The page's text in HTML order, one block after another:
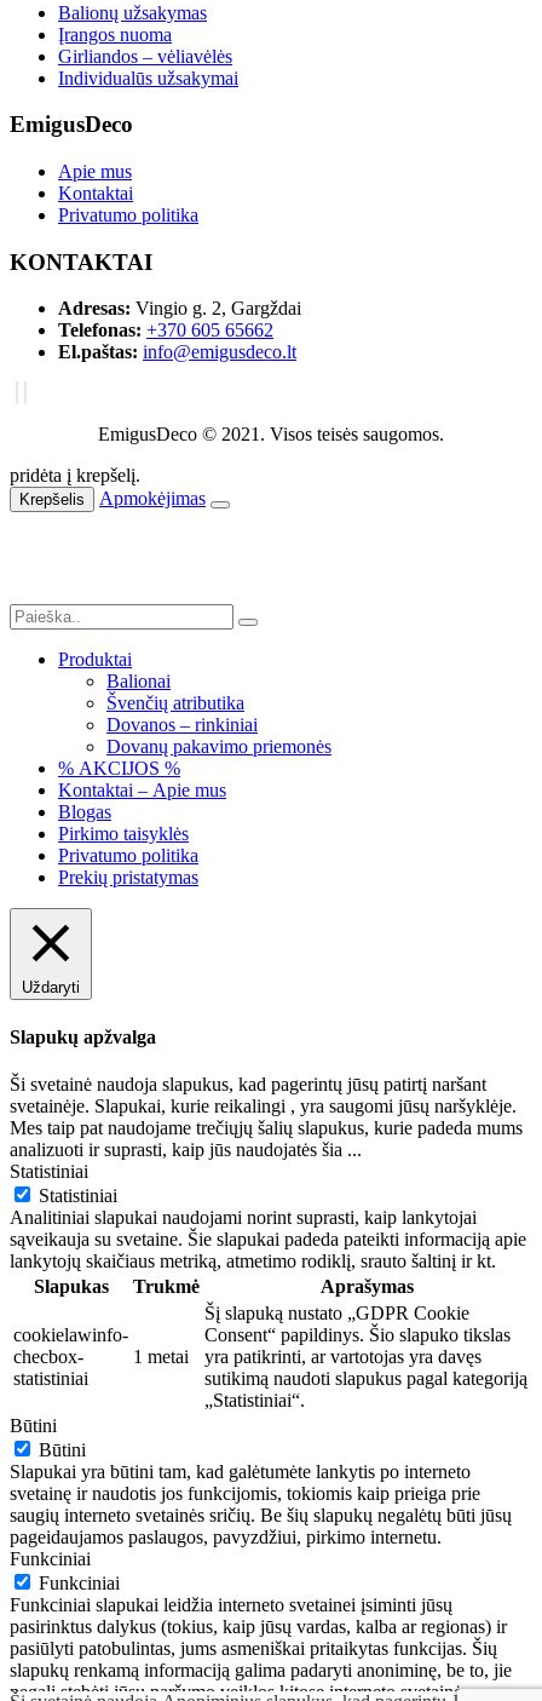
Balionų užsakymas
Įrangos nuoma
Girliandos – vėliavėlės
Individualūs užsakymai
EmigusDeco
Apie mus
Kontaktai
Privatumo politika
KONTAKTAI
Adresas: Vingio g. 2, Gargždai
Telefonas: +370 605 65662
El.paštas: info@emigusdeco.lt
EmigusDeco © 2021. Visos teisės saugomos.
pridėta į krepšelį.
Krepšelis Apmokėjimas
Produktai
Balionai
Švenčių atributika
Dovanos – rinkiniai
Dovanų pakavimo priemonės
% AKCIJOS %
Kontaktai – Apie mus
Blogas
Pirkimo taisyklės
Privatumo politika
Prekių pristatymas
Uždaryti
Slapukų apžvalga
Ši svetainė naudoja slapukus, kad pagerintų jūsų patirtį naršant
svetainėje. Slapukai, kurie reikalingi , yra saugomi jūsų naršyklėje.
Mes taip pat naudojame trečiųjų šalių slapukus, kurie padeda mums
analizuoti ir suprasti, kaip jūs naudojatės šia ...
Statistiniai
Statistiniai
Analitiniai slapukai naudojami norint suprasti, kaip lankytojai
sąveikauja su svetaine. Šie slapukai padeda pateikti informaciją apie
lankytojų skaičiaus metriką, atmetimo rodiklį, srauto šaltinį ir kt.
Slapukas
Trukmė Aprašymas
cookielawinfo-
checbox-
statistiniai
1 metai
Šį slapuką nustato „GDPR Cookie
Consent“ papildinys. Šio slapuko tikslas
yra patikrinti, ar vartotojas yra davęs
sutikimą naudoti slapukus pagal kategoriją
„Statistiniai“.
Būtini
Būtini
Slapukai yra būtini tam, kad galėtumėte lankytis po interneto
svetainę ir naudotis jos funkcijomis, tokiomis kaip prieiga prie
saugių interneto svetainės sričių. Be šių slapukų negalėtų būti jūsų
pageidaujamos paslaugos, pavyzdžiui, pirkimo internetu.
Funkciniai
Funkciniai
Funkciniai slapukai leidžia interneto svetainei įsiminti jūsų
pasirinktus dalykus (tokius, kaip jūsų vardas, kalba ar regionas) ir
pasiūlyti patobulintas, jums asmeniškai pritaikytas funkcijas. Šių
slapukų renkamą informaciją galima padaryti anoniminę, be to, jie
negali stebėti jūsų naršymo veiklos kitose interneto svetainėse.